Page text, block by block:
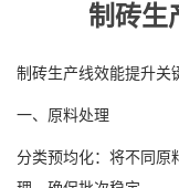
制砖生
制砖生产线效能提升关
一、原料处理
分类预均化：将不同原